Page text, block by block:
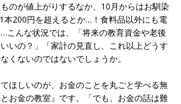
のが値上がりするなか、10月からはお馴染
本200円を超えるとか…！食料品以外にも電
こんな状況では、「将来の教育資金や老後
いの？」「家計の見直し、これ以上どうす
くないのではないでしょうか。
ほしいのが、お金のことを丸ごと学べる無
お金の教室』です。「でも、お金の話は難